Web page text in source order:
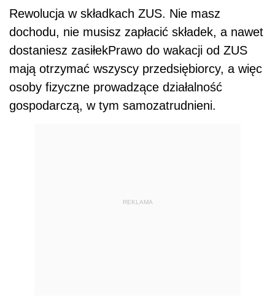
Rewolucja w składkach ZUS. Nie masz
dochodu, nie musisz zapłacić składek, a nawet
dostaniesz zasiłekPrawo do wakacji od ZUS
mają otrzymać wszyscy przedsiębiorcy, a więc
osoby fizyczne prowadzące działalność
gospodarczą, w tym samozatrudnieni.
REKLAMA